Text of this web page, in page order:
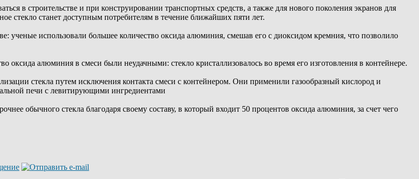
в строительстве и при конструировании транспортных средств, а также для нового поколения экранов для
стекло станет доступным потребителям в течение ближайших пяти лет.
ученые использовали большее количество оксида алюминия, смешав его с диоксидом кремния, что позволило
оксида алюминия в смеси были неудачными: стекло кристаллизовалось во время его изготовления в контейнере.
стекла путем исключения контакта смеси с контейнером. Они применили газообразный кислород и
печи с левитирующими ингредиентами
обычного стекла благодаря своему составу, в который входит 50 процентов оксида алюминия, за счет чего